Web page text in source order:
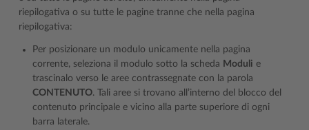
riepilogativa o su tutte le pagine tranne che nella pagina
riepilogativa:
Per posizionare un modulo unicamente nella pagina
corrente, seleziona il modulo sotto la scheda Moduli e
trascinalo verso le aree contrassegnate con la parola
CONTENUTO. Tali aree si trovano all’interno del blocco del
contenuto principale e vicino alla parte superiore di ogni
barra laterale.